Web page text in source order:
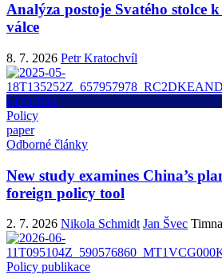
Analýza postoje Svatého stolce
válce
8. 7. 2026 Petr Kratochvíl
Policy
paper
Odborné články
New study examines China’s
foreign policy tool
2. 7. 2026 Nikola Schmidt Jan Švec
Policy publikace